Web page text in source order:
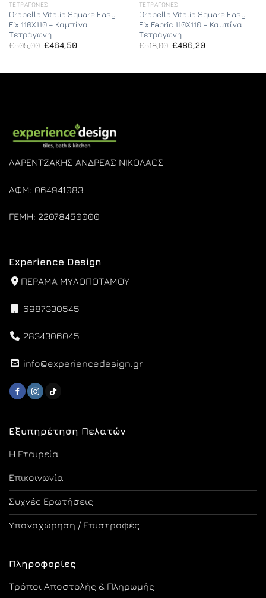
ΤΕΤΡΆΓΩΝΕΣ
Orabella Vitalia Square Easy
Fix 110X110 – Καμπίνα
Τετράγωνη
€505,00 Original
€464,50Η
€464,50.
ΤΕΤΡΆΓΩΝΕΣ
Orabella Vitalia Square Easy
Fix Fabric 110X110 – Καμπίνα
Τετράγωνη
€518,00 Original
€486,20Η
€486,20.
ΛΑΡΕΝΤΖΑΚΗΣ ΑΝΔΡΕΑΣ ΝΙΚΟΛΑΟΣ
ΑΦΜ: 064941083
ΓΕΜΗ: 22078450000
Εξυπηρέτηση Πελατών
Η Εταιρεία
Επικοινωνία
Συχνές Ερωτήσεις
Υπαναχώρηση / Επιστροφές
Πληροφορίες
Τρόποι Αποστολής & Πληρωμής
Experience Design
ΠΕΡΑΜΑ ΜΥΛΟΠΟΤΑΜΟΥ
6987330545
2834306045
info@experiencedesign.gr